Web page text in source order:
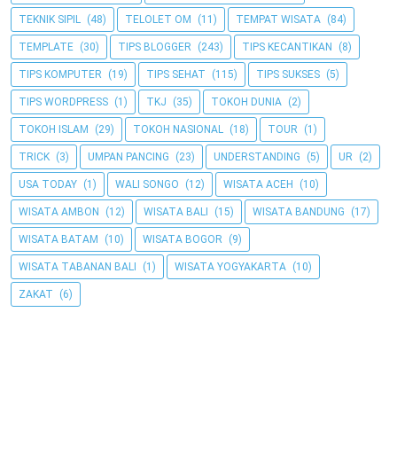
TEKNIK SIPIL (48) TELOLET OM (11) TEMPAT WISATA (84)
TEMPLATE (30) TIPS BLOGGER (243) TIPS KECANTIKAN (8)
TIPS KOMPUTER (19) TIPS SEHAT (115) TIPS SUKSES (5)
TIPS WORDPRESS (1) TKJ (35) TOKOH DUNIA (2)
TOKOH ISLAM (29) TOKOH NASIONAL (18) TOUR (1)
TRICK (3) UMPAN PANCING (23) UNDERSTANDING (5) UR (2)
USA TODAY (1) WALI SONGO (12) WISATA ACEH (10)
WISATA AMBON (12) WISATA BALI (15) WISATA BANDUNG (17)
WISATA BATAM (10) WISATA BOGOR (9)
WISATA TABANAN BALI (1) WISATA YOGYAKARTA (10)
ZAKAT (6)